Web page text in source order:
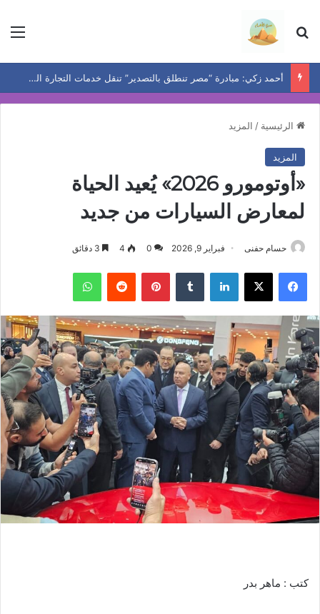
بحث عن
أحمد زكي: مبادرة “مصر تنطلق بالتصدير” تنقل خدمات التجارة الخارجية إلى المصانع وتدعم نمو الصادرات
الرئيسية / المزيد
المزيد
«أوتومورو 2026» يُعيد الحياة
لمعارض السيارات من جديد
حسام حفنى فبراير 9, 2026 0
4
فيسبوك ‫X لينكدإن بينتيريست واتساب
كتب : ماهر بدر